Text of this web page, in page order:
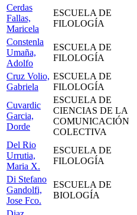
Cerdas
Fallas,
Maricela
ESCUELA DE
FILOLOGÍA
Constenla
Umaña,
Adolfo
ESCUELA DE
FILOLOGÍA
Cruz Volio,
Gabriela
ESCUELA DE
FILOLOGÍA
Cuvardic
Garcia,
Dorde
ESCUELA DE
CIENCIAS DE LA
COMUNICACIÓN
COLECTIVA
Del Rio
Urrutia,
Maria X.
ESCUELA DE
FILOLOGÍA
Di Stefano
Gandolfi,
Jose Fco.
ESCUELA DE
BIOLOGÍA